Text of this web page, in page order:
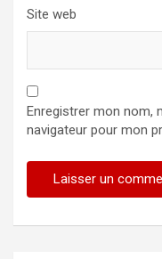
Site web
Enregistrer mon nom,
navigateur pour mon